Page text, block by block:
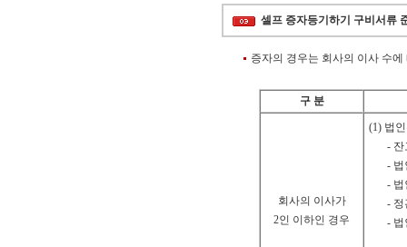
셀프 증자등기하기 구비서류
증자의 경우는 회사의 이사 수
구 분
회사의 이사가
2인 이하인 경우
(1) 법
- 잔
- 법
- 법
- 정
- 법